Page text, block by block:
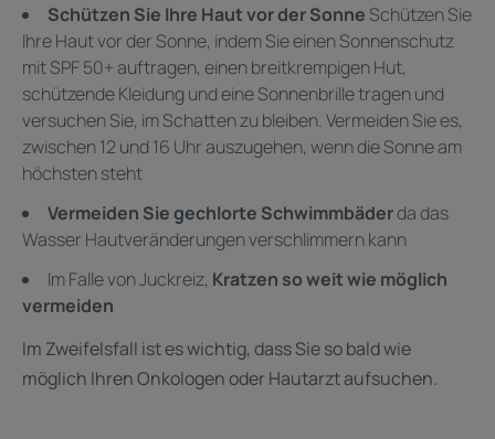
Schützen Sie Ihre Haut vor der SonneSchützen Sie
Ihre Haut vor der Sonne, indem Sie einen Sonnenschutz
mit SPF 50+ auftragen, einen breitkrempigen Hut,
schützende Kleidung und eine Sonnenbrille tragen und
versuchen Sie, im Schatten zu bleiben. Vermeiden Sie es,
zwischen 12 und 16 Uhr auszugehen, wenn die Sonne am
höchsten steht
Vermeiden Sie gechlorte Schwimmbäderda das
Wasser Hautveränderungen verschlimmern kann
Im Falle von Juckreiz, Kratzen so weit wie möglich
vermeiden
Im Zweifelsfall ist es wichtig, dass Sie so bald wie
möglich Ihren Onkologen oder Hautarzt aufsuchen.